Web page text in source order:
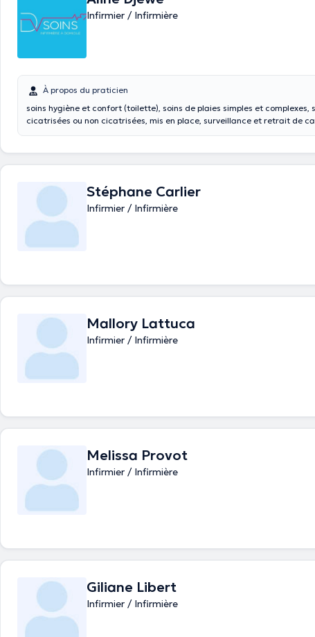
Infirmier / Infirmière
À propos du praticien
soins hygiène et confort (toilette), soins de plaies simples et complexes,
cicatrisées ou non cicatrisées, mis en place, surveillance et retrait de
Stéphane Carlier
Infirmier / Infirmière
Mallory Lattuca
Infirmier / Infirmière
Melissa Provot
Infirmier / Infirmière
Giliane Libert
Infirmier / Infirmière